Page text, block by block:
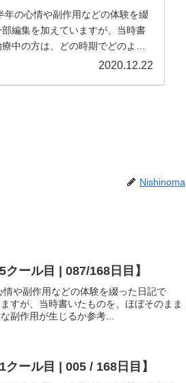
の心情や副作用などの体験を綴
編集を加えていますが、当時書
中の方は、どの時期でどのよう
2020.12.22
Nishinoma
ール目 | 087/168日目】
や副作用などの体験を綴った日記で
すが、当時書いたものを、ほぼそのまま
副作用が生じるか参考...
ール目 | 005 / 168日目】